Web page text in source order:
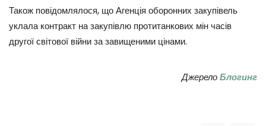
Також повідомлялося, що Агенція оборонних закупівель
уклала контракт на закупівлю протитанкових мін часів
другої світової війни за завищеними цінами.
ДжерелоБлогинг